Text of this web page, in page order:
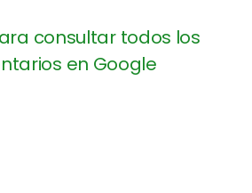
consultar todos los
en Google